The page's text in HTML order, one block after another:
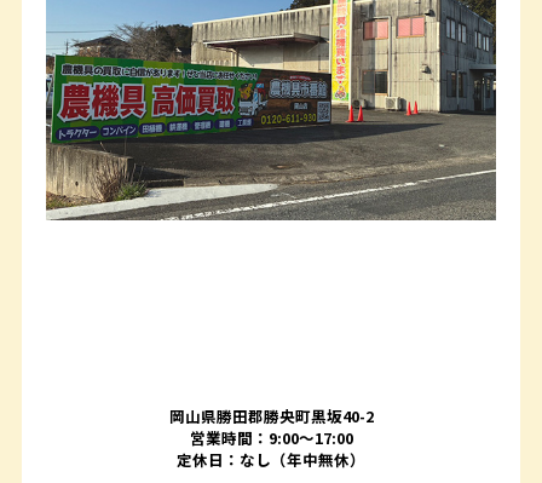
岡山県勝田郡勝央町黒坂40-2
営業時間：9:00～17:00
定休日：なし（年中無休）